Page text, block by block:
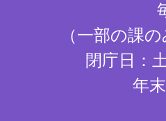
（一部の課
閉庁日：
年